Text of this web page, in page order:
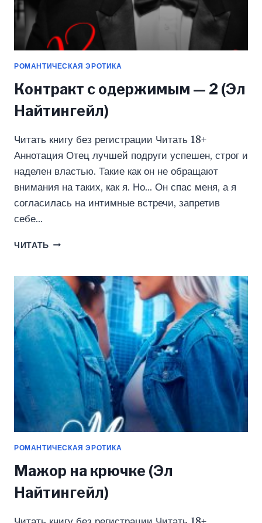
РОМАНТИЧЕСКАЯ ЭРОТИКА
Контракт с одержимым — 2 (Эл
Найтингейл)
Читать книгу без регистрации Читать 18+
Аннотация Отец лучшей подруги успешен, строг и
наделен властью. Такие как он не обращают
внимания на таких, как я. Но… Он спас меня, а я
согласилась на интимные встречи, запретив
себе…
ЧИТАТЬ КОНТРАКТ
—
2
(ЭЛ
НАЙТИНГЕЙЛ)
РОМАНТИЧЕСКАЯ ЭРОТИКА
Мажор на крючке (Эл
Найтингейл)